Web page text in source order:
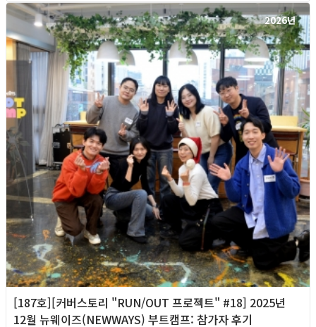
2026년
[187호][커버스토리 "RUN/OUT 프로젝트" #18] 2025년
12월 뉴웨이즈(NEWWAYS) 부트캠프: 참가자 후기